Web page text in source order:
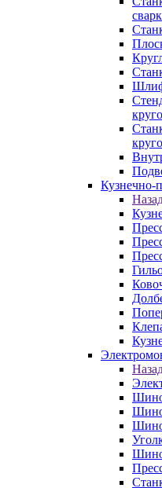
Кузнечно-